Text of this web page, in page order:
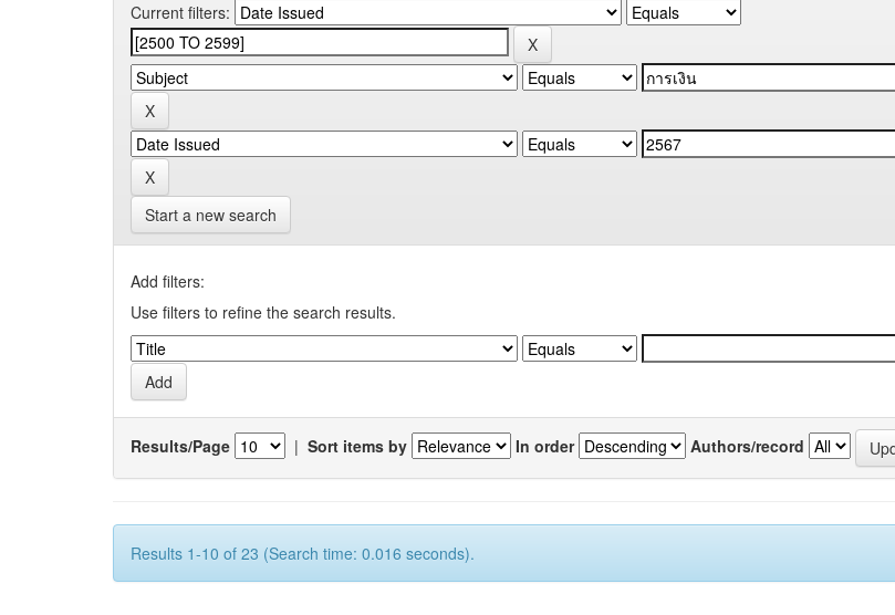
Current filters:
Start a new search
Add filters:
Use filters to refine the search results.
Results/Page | Sort items by In order Authors/record
Results 1-10 of 23 (Search time: 0.016 seconds).